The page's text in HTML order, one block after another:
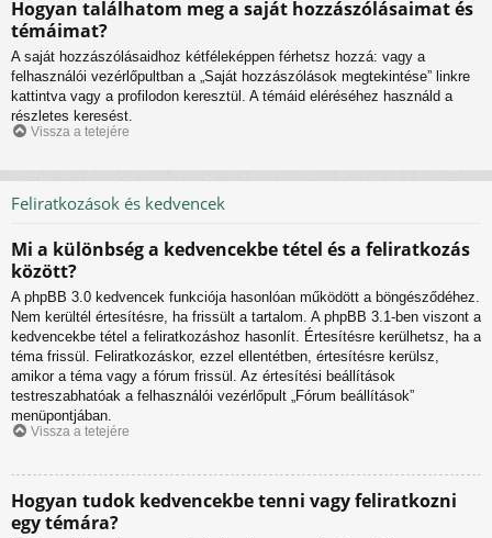
Hogyan találhatom meg a saját hozzászólásaimat és
témáimat?
A saját hozzászólásaidhoz kétféleképpen férhetsz hozzá: vagy a
felhasználói vezérlőpultban a „Saját hozzászólások megtekintése” linkre
kattintva vagy a profilodon keresztül. A témáid eléréséhez használd a
részletes keresést.
Vissza a tetejére
Feliratkozások és kedvencek
Mi a különbség a kedvencekbe tétel és a feliratkozás
között?
A phpBB 3.0 kedvencek funkciója hasonlóan működött a böngésződéhez.
Nem kerültél értesítésre, ha frissült a tartalom. A phpBB 3.1-ben viszont a
kedvencekbe tétel a feliratkozáshoz hasonlít. Értesítésre kerülhetsz, ha a
téma frissül. Feliratkozáskor, ezzel ellentétben, értesítésre kerülsz,
amikor a téma vagy a fórum frissül. Az értesítési beállítások
testreszabhatóak a felhasználói vezérlőpult „Fórum beállítások”
menüpontjában.
Vissza a tetejére
Hogyan tudok kedvencekbe tenni vagy feliratkozni
egy témára?